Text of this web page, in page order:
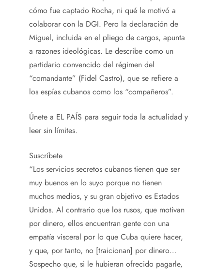
cómo fue captado Rocha, ni qué le motivó a
colaborar con la DGI. Pero la declaración de
Miguel, incluida en el pliego de cargos, apunta
a razones ideológicas. Le describe como un
partidario convencido del régimen del
“comandante” (Fidel Castro), que se refiere a
los espías cubanos como los “compañeros”.
Únete a EL PAÍS para seguir toda la actualidad y
leer sin límites.
Suscríbete
“Los servicios secretos cubanos tienen que ser
muy buenos en lo suyo porque no tienen
muchos medios, y su gran objetivo es Estados
Unidos. Al contrario que los rusos, que motivan
por dinero, ellos encuentran gente con una
empatía visceral por lo que Cuba quiere hacer,
y que, por tanto, no [traicionan] por dinero…
Sospecho que, si le hubieran ofrecido pagarle,